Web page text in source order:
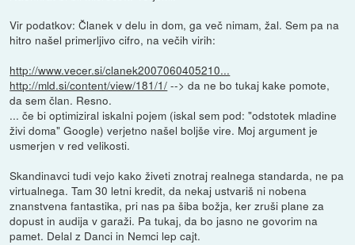
Vir podatkov: Članek v delu in dom, ga več nimam, žal. Sem pa na
hitro našel primerljivo cifro, na večih virih:
http://www.vecer.si/clanek2007060405210...
http://mld.si/content/view/181/1/ --> da ne bo tukaj kake pomote,
da sem član. Resno.
... če bi optimiziral iskalni pojem (iskal sem pod: "odstotek mladine
živi doma" Google) verjetno našel boljše vire. Moj argument je
usmerjen v red velikosti.
Skandinavci tudi vejo kako živeti znotraj realnega standarda, ne pa
virtualnega. Tam 30 letni kredit, da nekaj ustvariš ni nobena
znanstvena fantastika, pri nas pa šiba božja, ker zruši plane za
dopust in audija v garaži. Pa tukaj, da bo jasno ne govorim na
pamet. Delal z Danci in Nemci lep cajt.